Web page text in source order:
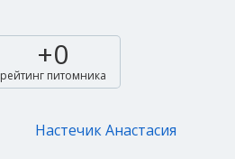
+0
рейтинг питомника
Настечик Анастасия